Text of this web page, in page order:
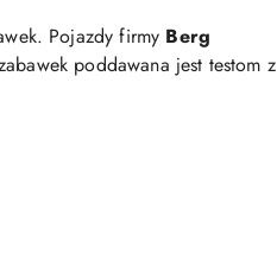
Pojazdy firmy Berg
poddawana jest testom z